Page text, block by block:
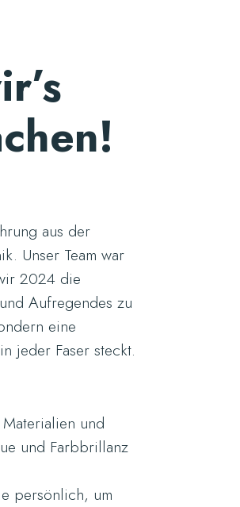
aus der
Unser Team war
2024 die
Aufregendes zu
eine
jeder Faser steckt.
und
und Farbbrillanz
persönlich, um